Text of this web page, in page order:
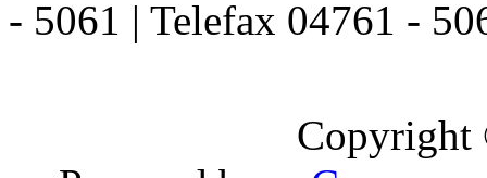
- 5061 | Telefax 04761 -